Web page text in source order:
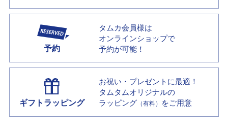
予約
タムカ会員様は
オンラインショップで
予約が可能！
ギフトラッピング
お祝い・プレゼントに最適！
タムタムオリジナルの
ラッピング （有料） をご用意